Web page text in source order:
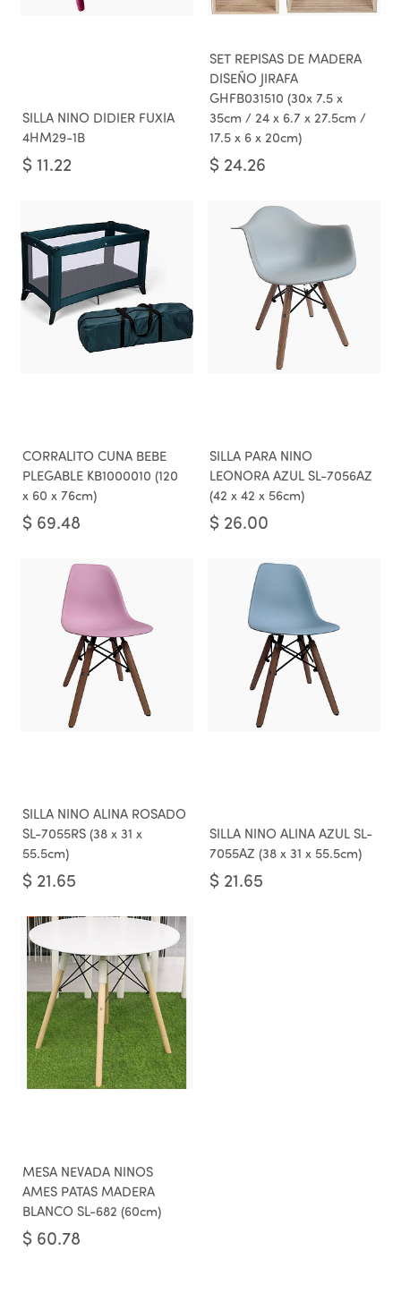
SILLA NINO DIDIER FUXIA
4HM29-1B
$ 11.22
SET REPISAS DE MADERA
DISEÑO JIRAFA
GHFB031510 (30x 7.5 x
35cm / 24 x 6.7 x 27.5cm /
17.5 x 6 x 20cm)
$ 24.26
CORRALITO CUNA BEBE
PLEGABLE KB1000010 (120
x 60 x 76cm)
$ 69.48
SILLA PARA NINO
LEONORA AZUL SL-7056AZ
(42 x 42 x 56cm)
$ 26.00
SILLA NINO ALINA ROSADO
SL-7055RS (38 x 31 x
55.5cm)
$ 21.65
SILLA NINO ALINA AZUL SL-
7055AZ (38 x 31 x 55.5cm)
$ 21.65
MESA NEVADA NINOS
AMES PATAS MADERA
BLANCO SL-682 (60cm)
$ 60.78